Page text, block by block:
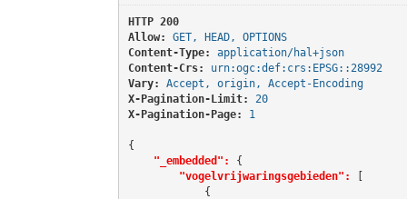
HTTP 200
Allow:
GET, HEAD, OPTIONS
Content-Type:
application/hal+json
Content-Crs:
urn:ogc:def:crs:EPSG::28992
Vary:
Accept, origin, Accept-Encoding
X-Pagination-Limit:
20
X-Pagination-Page:
1
{
"_embedded":
{
"vogelvrijwaringsgebieden":
[
            {